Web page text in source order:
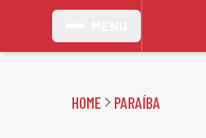
HOME PARAÍBA